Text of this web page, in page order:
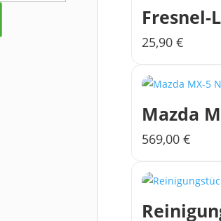
Fresnel-
25,90€
Mazda
569,00€